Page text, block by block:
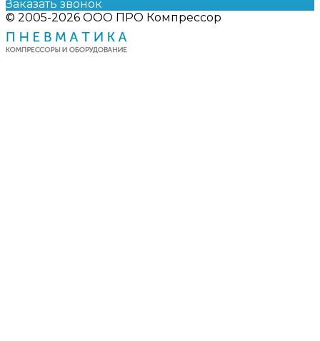
Заказать звонок
© 2005-2026 ООО ПРО Компрессор